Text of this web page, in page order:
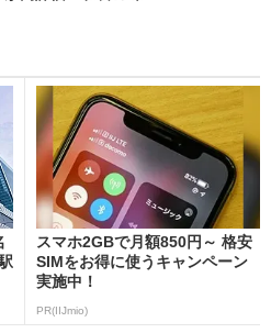
スマホ2GBで月額850円～ 格安
SIMをお得に使うキャンペーン
実施中！
PR(IIJmio)